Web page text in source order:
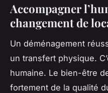
Accompagner
changement de
Un déménagement
un transfert physique.
humaine. Le bien-être
fortement de la qualité